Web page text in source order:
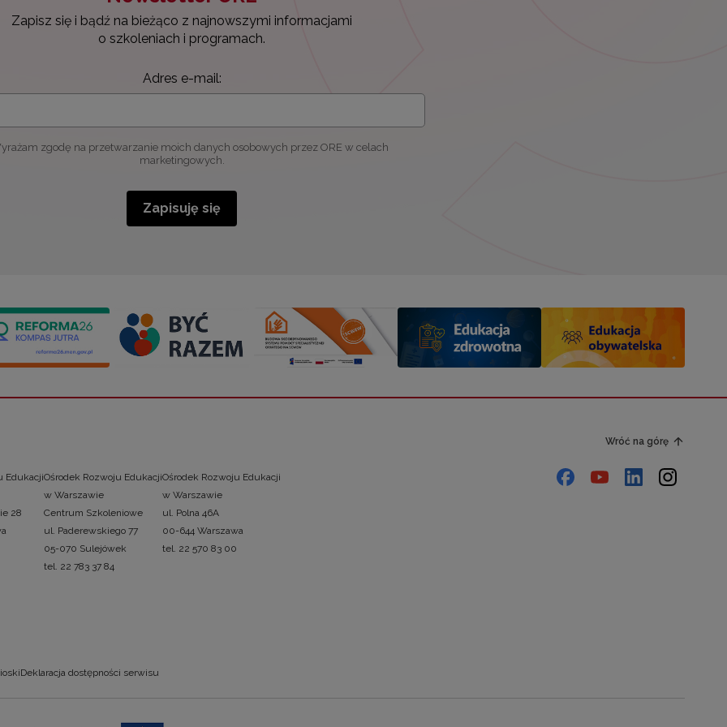
Zapisz się i bądź na bieżąco z najnowszymi informacjami
o szkoleniach i programach.
Adres e-mail:
zgodę na przetwarzanie moich danych osobowych przez ORE w celach
marketingowych.
Zapisuję się
Wróć na górę
Edukacji
28
Ośrodek Rozwoju Edukacji
w Warszawie
Centrum Szkoleniowe
ul. Paderewskiego 77
05-070 Sulejówek
tel. 22 783 37 84
Ośrodek Rozwoju Edukacji
w Warszawie
ul. Polna 46A
00-644 Warszawa
tel. 22 570 83 00
Deklaracja dostępności serwisu